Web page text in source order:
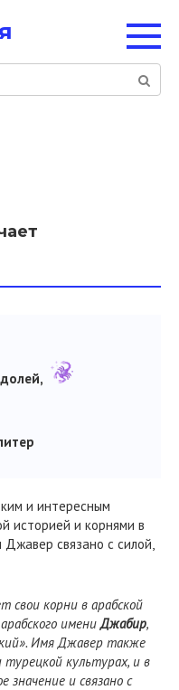
и интересным
историей и корнями в
Джавер связано с силой,
свои корни в арабской
имениДжабир,
Имя Джавер также
культурах, и в
значение и связано с